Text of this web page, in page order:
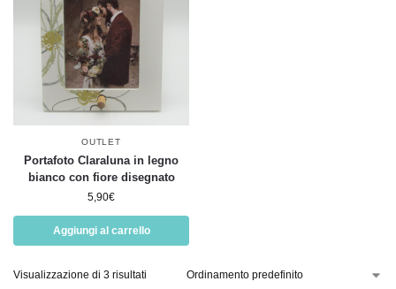
OUTLET
Portafoto Claraluna in legno
bianco con fiore disegnato
5,90€
Aggiungi al carrello
Visualizzazione di 3 risultati